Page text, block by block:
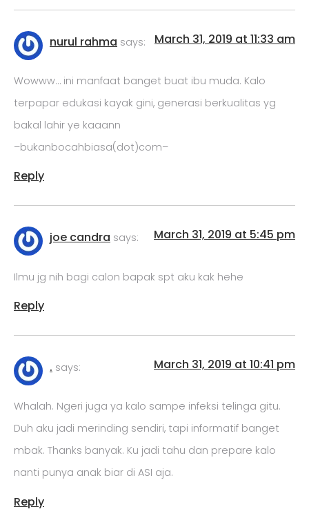
nurul rahma says: March 31, 2019 at 11:33 am
Wowww… ini manfaat banget buat ibu muda. Kalo
terpapar edukasi kayak gini, generasi berkualitas yg
bakal lahir ye kaaann
–bukanbocahbiasa(dot)com–
Reply
joe candra says: March 31, 2019 at 5:45 pm
Ilmu jg nih bagi calon bapak spt aku kak hehe
Reply
. says: March 31, 2019 at 10:41 pm
Whalah. Ngeri juga ya kalo sampe infeksi telinga gitu.
Duh aku jadi merinding sendiri, tapi informatif banget
mbak. Thanks banyak. Ku jadi tahu dan prepare kalo
nanti punya anak biar di ASI aja.
Reply